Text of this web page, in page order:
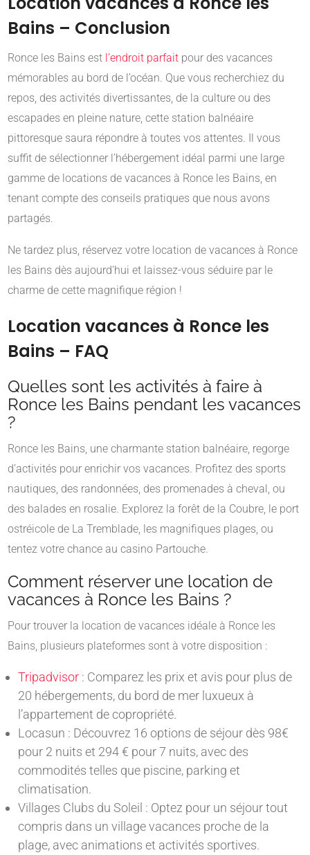
Bains – Conclusion
Ronce les Bains est l’endroit parfait pour des vacances
mémorables au bord de l’océan. Que vous recherchiez du
repos, des activités divertissantes, de la culture ou des
escapades en pleine nature, cette station balnéaire
pittoresque saura répondre à toutes vos attentes. Il vous
suffit de sélectionner l’hébergement idéal parmi une large
gamme de locations de vacances à Ronce les Bains, en
tenant compte des conseils pratiques que nous avons
partagés.
Ne tardez plus, réservez votre location de vacances à Ronce
les Bains dès aujourd’hui et laissez-vous séduire par le
charme de cette magnifique région !
Location vacances à Ronce les
Bains – FAQ
Quelles sont les activités à faire à
Ronce les Bains pendant les vacances
?
Ronce les Bains, une charmante station balnéaire, regorge
d’activités pour enrichir vos vacances. Profitez des sports
nautiques, des randonnées, des promenades à cheval, ou
des balades en rosalie. Explorez la forêt de la Coubre, le port
ostréicole de La Tremblade, les magnifiques plages, ou
tentez votre chance au casino Partouche.
Comment réserver une location de
vacances à Ronce les Bains ?
Pour trouver la location de vacances idéale à Ronce les
Bains, plusieurs plateformes sont à votre disposition :
Tripadvisor : Comparez les prix et avis pour plus de
20 hébergements, du bord de mer luxueux à
l’appartement de copropriété.
Locasun : Découvrez 16 options de séjour dès 98€
pour 2 nuits et 294 € pour 7 nuits, avec des
commodités telles que piscine, parking et
climatisation.
Villages Clubs du Soleil : Optez pour un séjour tout
compris dans un village vacances proche de la
plage, avec animations et activités sportives.